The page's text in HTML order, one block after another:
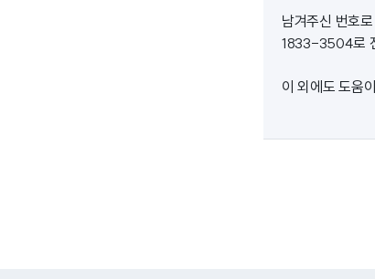
남겨주신 번호
1833-3504로
이 외에도 도움